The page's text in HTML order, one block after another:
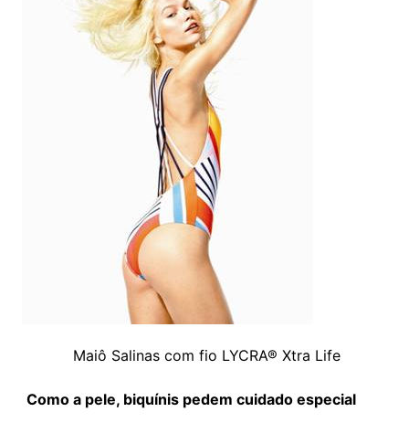
Maiô Salinas com fio LYCRA® Xtra Life
Como a pele, biquínis pedem cuidado especial